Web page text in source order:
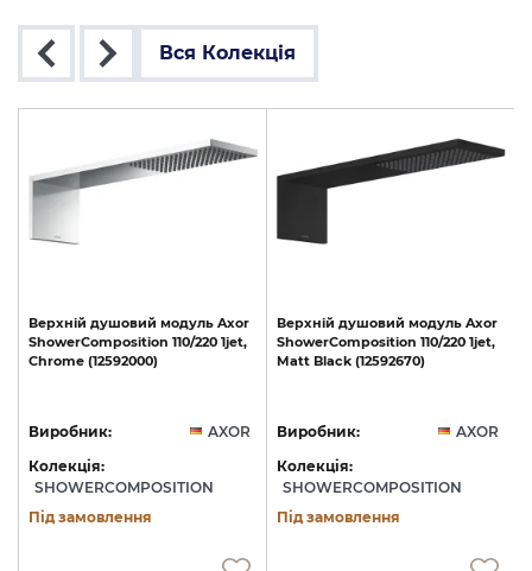
Вся Колекція
Верхній душовий модуль Axor
ShowerComposition 110/220 1jet,
Chrome (12592000)
Виробник:
AXOR
Колекція:
SHOWERCOMPOSITION
Під замовлення
Верхній душовий модуль Axor
ShowerComposition 110/220 1jet,
Matt Black (12592670)
Виробник:
AXOR
Колекція:
SHOWERCOMPOSITION
Під замовлення